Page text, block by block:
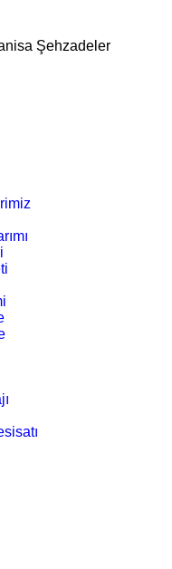
Şehzadeler